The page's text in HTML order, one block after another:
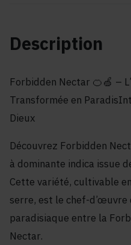
Description
Forbidden Nectar 🍊🍏 –
Transformée en
Dieux
Découvrez Forbidden
à dominante indica issue
Cette variété, cultivable
serre, est le chef-d’œuvre
paradisiaque entre la
Nectar.